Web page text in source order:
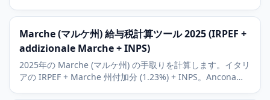
ィーノの文脈も解説。
Marche (マルケ州) 給与税計算ツール 2025 (IRPEF +
addizionale Marche + INPS)
2025年の Marche (マルケ州) の手取りを計算します。イタリ
アの IRPEF + Marche 州付加分 (1.23%) + INPS。Ancona、